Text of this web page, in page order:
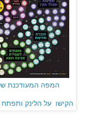
המפה המעודכנת
הקישו על הלינק